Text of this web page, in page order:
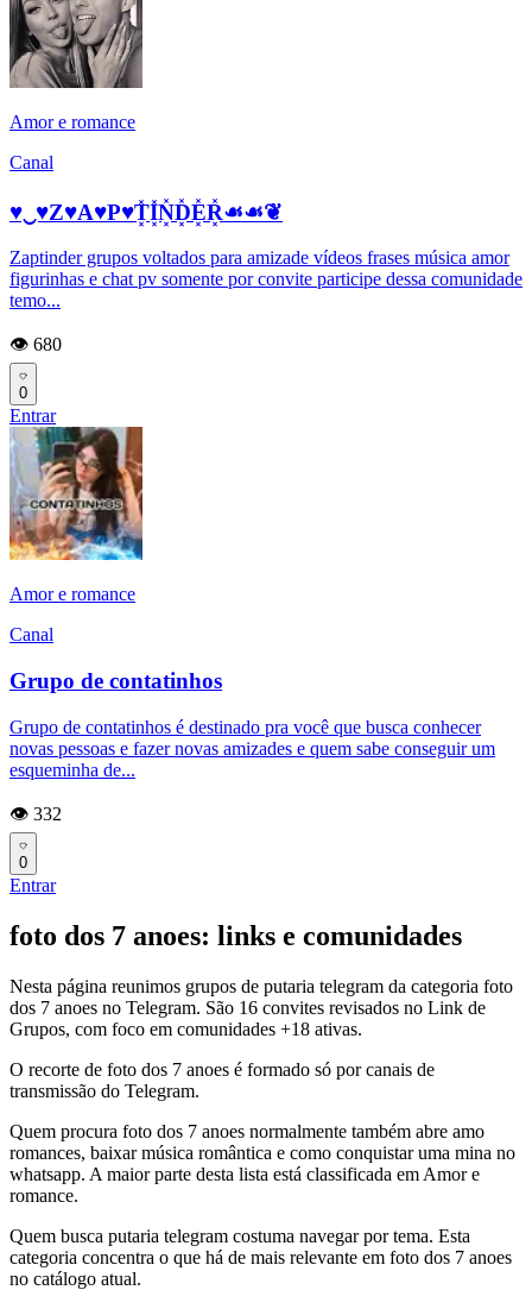
Amor e romance
Canal
♥︎‿♥︎Z♥A♥P♥T͓̽I͓̽N͓̽D͓̽E͓̽R͓̽☙☙❦
Zaptinder grupos voltados para amizade vídeos frases música amor
figurinhas e chat pv somente por convite participe dessa comunidade
temo...
👁️ 680
0
Entrar
Amor e romance
Canal
Grupo de contatinhos
Grupo de contatinhos é destinado pra você que busca conhecer
novas pessoas e fazer novas amizades e quem sabe conseguir um
esqueminha de...
👁️ 332
0
Entrar
foto dos 7 anoes: links e comunidades
Nesta página reunimos grupos de putaria telegram da categoria foto
dos 7 anoes no Telegram. São 16 convites revisados no Link de
Grupos, com foco em comunidades +18 ativas.
O recorte de foto dos 7 anoes é formado só por canais de
transmissão do Telegram.
Quem procura foto dos 7 anoes normalmente também abre amo
romances, baixar música romântica e como conquistar uma mina no
whatsapp. A maior parte desta lista está classificada em Amor e
romance.
Quem busca putaria telegram costuma navegar por tema. Esta
categoria concentra o que há de mais relevante em foto dos 7 anoes
no catálogo atual.